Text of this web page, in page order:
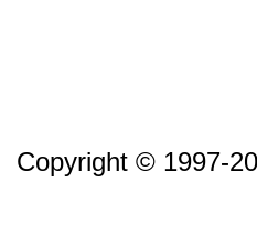
Copyright © 1997-